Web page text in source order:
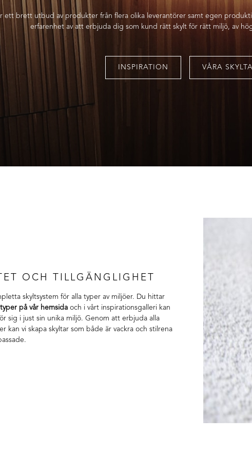
ett brett utbud av produkter från flera olika leverantörer samt egen
erfarenhet av att erbjuda dig som kund rätt skylt för rätt miljö, av
INSPIRATION VÅRA
OCH TILLGÄNGLIGHET
skyltsystem för alla typer av miljöer. Du hittar
på vår hemsida och i vårt inspirationsgalleri kan
sig i just sin unika miljö. Genom att erbjuda alla
kan vi skapa skyltar som både är vackra och stilrena
.